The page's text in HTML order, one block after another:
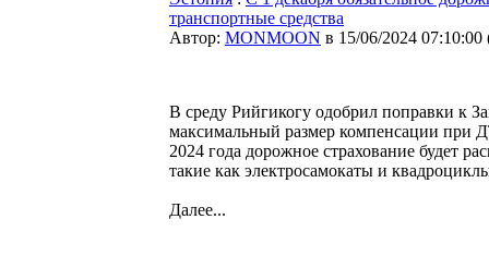
транспортные средства
Автор: MONMOON в 15/06/2024 07:10:00
В среду Рийгикогу одобрил поправки к
максимальный размер компенсации при
2024 года дорожное страхование будет
такие как электросамокаты и
Далее...